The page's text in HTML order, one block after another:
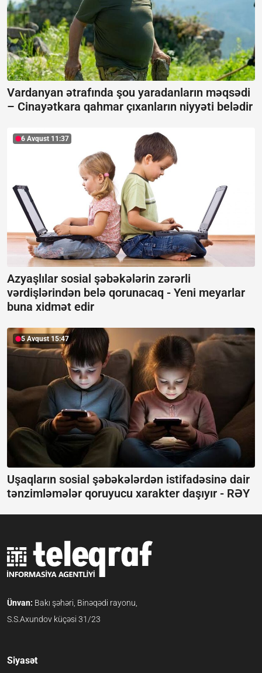
Vardanyan ətrafında şou yaradanların məqsədi
– Cinayətkara qahmar çıxanların niyyəti belədir
6 Avqust 11:37
Azyaşlılar sosial şəbəkələrin zərərli
vərdişlərindən belə qorunacaq - Yeni meyarlar
buna xidmət edir
5 Avqust 15:47
Uşaqların sosial şəbəkələrdən istifadəsinə dair
tənzimləmələr qoruyucu xarakter daşıyır - RƏY
Ünvan: Bakı şəhəri, Binəqədi rayonu,
S.S.Axundov küçəsi 31/23
Siyasət